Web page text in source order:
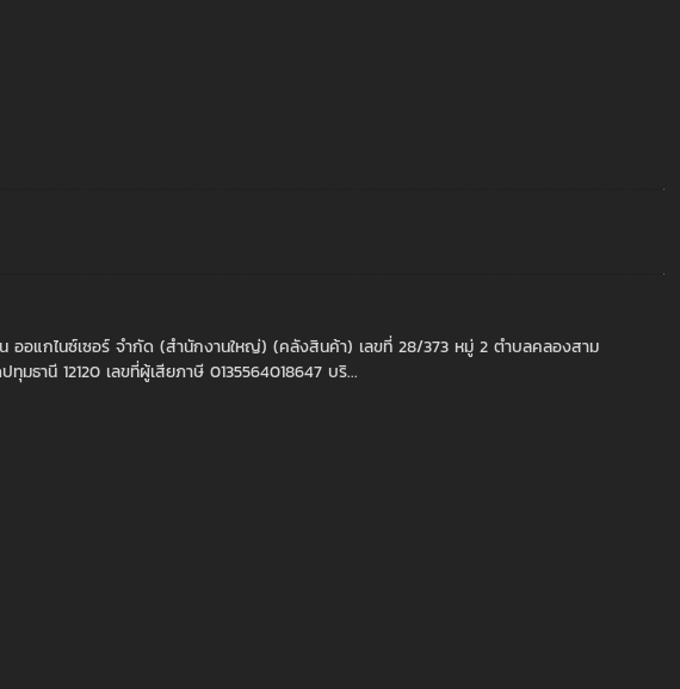
อแกไนซ์เซอร์ จำกัด (สำนักงานใหญ่) (คลังสินค้า) เลขที่ 28/373 หมู่ 2 ตำบลคลองสาม
มธานี 12120 เลขที่ผู้เสียภาษี 0135564018647 บริ...